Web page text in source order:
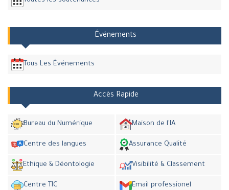
Événements
Tous Les Événements
Accès Rapide
Bureau du Numérique Maison de l'IA
Centre des langues Assurance Qualité
Ethique & Déontologie Visibilité & Classement
Centre TIC Email professionel